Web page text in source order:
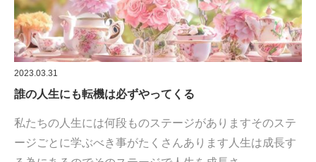
2023.03.31
誰の人生にも転機は必ずやってくる
私たちの人生には何段ものステージがありますそのステ
ージごとに学ぶべき事がたくさんあります人生は成長す